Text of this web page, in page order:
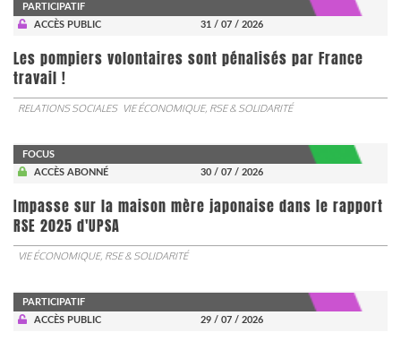
PARTICIPATIF
ACCÈS PUBLIC
31 / 07 / 2026
Les pompiers volontaires sont pénalisés par France
travail !
RELATIONS SOCIALES VIE ÉCONOMIQUE, RSE & SOLIDARITÉ
FOCUS
ACCÈS ABONNÉ
30 / 07 / 2026
Impasse sur la maison mère japonaise dans le rapport
RSE 2025 d'UPSA
VIE ÉCONOMIQUE, RSE & SOLIDARITÉ
PARTICIPATIF
ACCÈS PUBLIC
29 / 07 / 2026